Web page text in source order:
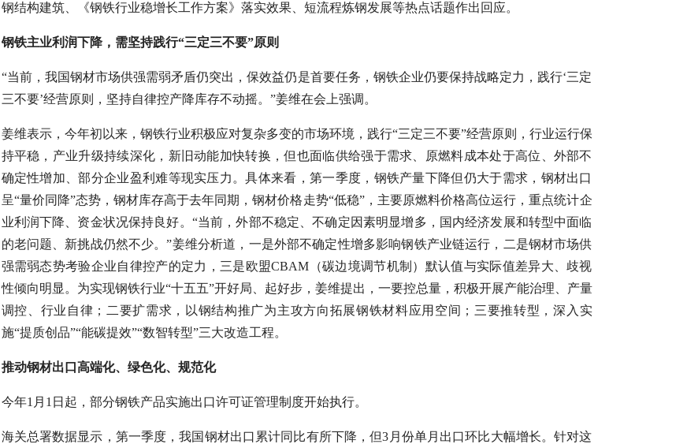
钢结构建筑、《钢铁行业稳增长工作方案》落实效果、短流程炼钢发展等热点话题作出回应。
钢铁主业利润下降，需坚持践行“三定三不要”原则
“当前，我国钢材市场供强需弱矛盾仍突出，保效益仍是首要任务，钢铁企业仍要保持战略定力，践行‘三定
三不要’经营原则，坚持自律控产降库存不动摇。”姜维在会上强调。
姜维表示，今年初以来，钢铁行业积极应对复杂多变的市场环境，践行“三定三不要”经营原则，行业运行保
持平稳，产业升级持续深化，新旧动能加快转换，但也面临供给强于需求、原燃料成本处于高位、外部不
确定性增加、部分企业盈利难等现实压力。具体来看，第一季度，钢铁产量下降但仍大于需求，钢材出口
呈“量价同降”态势，钢材库存高于去年同期，钢材价格走势“低稳”，主要原燃料价格高位运行，重点统计企
业利润下降、资金状况保持良好。“当前，外部不稳定、不确定因素明显增多，国内经济发展和转型中面临
的老问题、新挑战仍然不少。”姜维分析道，一是外部不确定性增多影响钢铁产业链运行，二是钢材市场供
强需弱态势考验企业自律控产的定力，三是欧盟CBAM（碳边境调节机制）默认值与实际值差异大、歧视
性倾向明显。为实现钢铁行业“十五五”开好局、起好步，姜维提出，一要控总量，积极开展产能治理、产量
调控、行业自律；二要扩需求，以钢结构推广为主攻方向拓展钢铁材料应用空间；三要推转型，深入实
施“提质创品”“能碳提效”“数智转型”三大改造工程。
推动钢材出口高端化、绿色化、规范化
今年1月1日起，部分钢铁产品实施出口许可证管理制度开始执行。
海关总署数据显示，第一季度，我国钢材出口累计同比有所下降，但3月份单月出口环比大幅增长。针对这